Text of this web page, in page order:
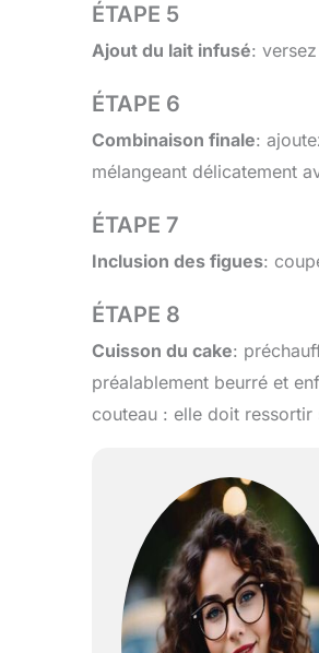
ÉTAPE 5
Ajout du lait infusé:
ÉTAPE 6
Combinaison finale:
mélangeant délicatement
ÉTAPE 7
Inclusion des figues:
ÉTAPE 8
Cuisson du cake:
préalablement beurré et
couteau : elle doit ressortir